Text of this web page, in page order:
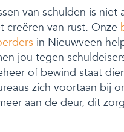
van schulden is niet
creëren van rust. Onze
in Nieuwveen
jou tegen
of bewind staat
zich voortaan bij
aan de deur, dit